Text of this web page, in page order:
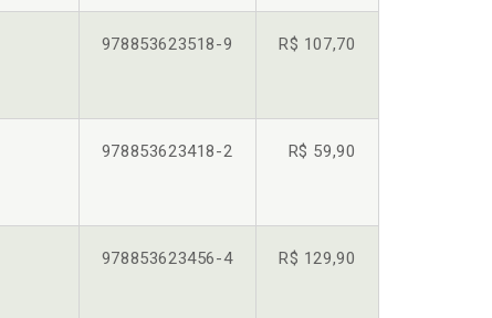
978853623518-9 R$ 107,70
978853623418-2 R$ 59,90
978853623456-4 R$ 129,90